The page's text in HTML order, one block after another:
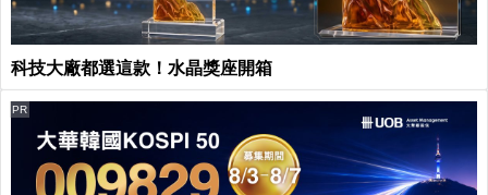
科技大廠都選這款！水晶獎座開箱
PR